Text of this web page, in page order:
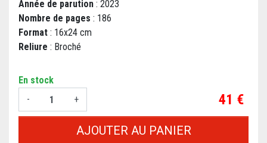
Année de parution : 2023
Nombre de pages : 186
Format : 16x24 cm
Reliure : Broché
En stock
-
+ Prix
41 €
AJOUTER AU PANIER